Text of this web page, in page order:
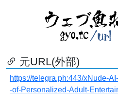
元URL(外部)
https://telegra.ph:443/xNude-
-of-Personalized-Adult-